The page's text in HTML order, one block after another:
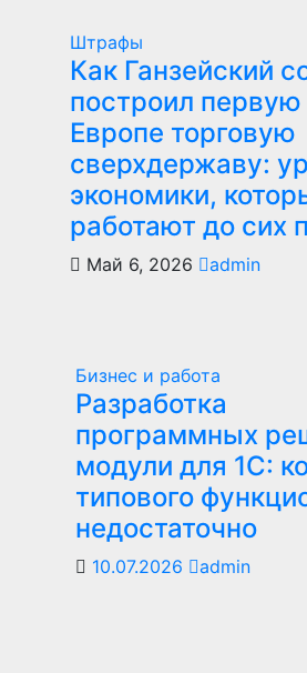
Штрафы
Как Ганзейский
построил первую
Европе торговую
сверхдержаву:
экономики,
работают до сих
Май 6, 2026 admin
Бизнес и работа
Разработка
программных
модули для 1С:
типового
недостаточно
10.07.2026 admin